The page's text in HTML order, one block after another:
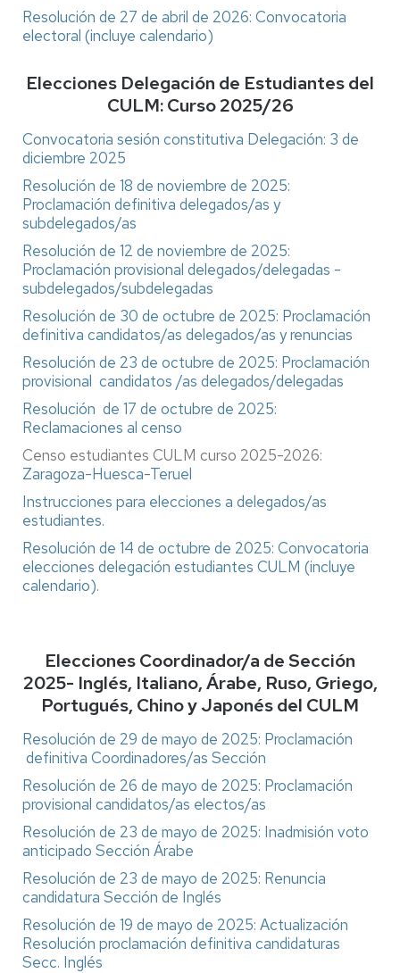
Resolución de 27 de abril de 2026: Convocatoria
electoral (incluye calendario)
Elecciones Delegación de Estudiantes del
CULM: Curso 2025/26
Convocatoria sesión constitutiva Delegación: 3 de
diciembre 2025
Resolución de 18 de noviembre de 2025:
Proclamación definitiva delegados/as y
subdelegados/as
Resolución de 12 de noviembre de 2025:
Proclamación provisional delegados/delegadas -
subdelegados/subdelegadas
Resolución de 30 de octubre de 2025: Proclamación
definitiva candidatos/as delegados/as y renuncias
Resolución de 23 de octubre de 2025: Proclamación
provisional candidatos /as delegados/delegadas
Resolución de 17 de octubre de 2025:
Reclamaciones al censo
Censo estudiantes CULM curso 2025-2026:
Zaragoza-Huesca-Teruel
Instrucciones para elecciones a delegados/as
estudiantes.
Resolución de 14 de octubre de 2025: Convocatoria
elecciones delegación estudiantes CULM (incluye
calendario).
Elecciones Coordinador/a de Sección
2025- Inglés, Italiano, Árabe, Ruso, Griego,
Portugués, Chino y Japonés del CULM
Resolución de 29 de mayo de 2025: Proclamación
definitiva Coordinadores/as Sección
Resolución de 26 de mayo de 2025: Proclamación
provisional candidatos/as electos/as
Resolución de 23 de mayo de 2025: Inadmisión voto
anticipado Sección Árabe
Resolución de 23 de mayo de 2025: Renuncia
candidatura Sección de Inglés
Resolución de 19 de mayo de 2025: Actualización
Resolución proclamación definitiva candidaturas
Secc. Inglés